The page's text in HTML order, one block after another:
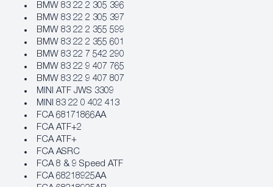
BMW 83 22 2 305 396
BMW 83 22 2 305 397
BMW 83 22 2 355 599
BMW 83 22 2 355 601
BMW 83 22 7 542 290
BMW 83 22 9 407 765
BMW 83 22 9 407 807
MINI ATF JWS 3309
MINI 83 22 0 402 413
FCA 68171866AA
FCA ATF+2
FCA ATF+
FCA ASRC
FCA 8 & 9 Speed ATF
FCA 68218925AA